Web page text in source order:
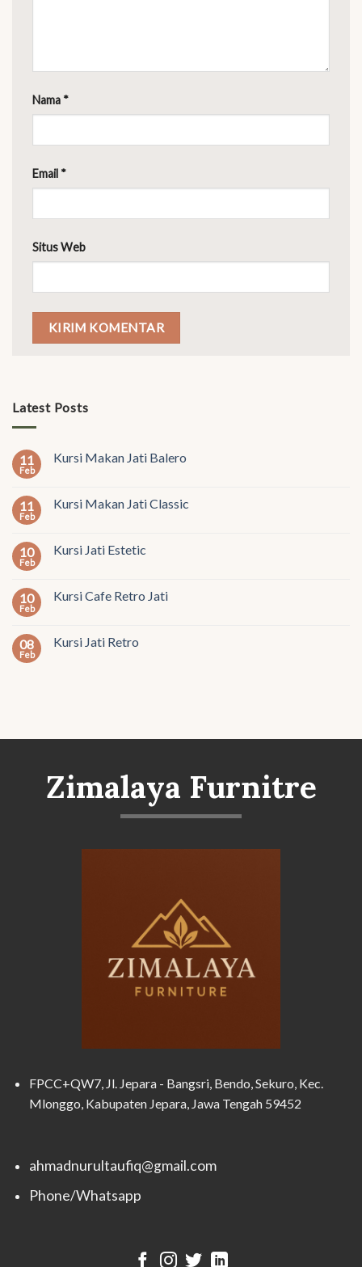
Nama *
Email *
Situs Web
Latest Posts
11
Feb
Kursi Makan Jati Balero
11
Feb
Kursi Makan Jati Classic
10
Feb
Kursi Jati Estetic
10
Feb
Kursi Cafe Retro Jati
08
Feb
Kursi Jati Retro
Zimalaya Furnitre
FPCC+QW7, Jl. Jepara - Bangsri, Bendo, Sekuro, Kec.
Mlonggo, Kabupaten Jepara, Jawa Tengah 59452
ahmadnurultaufiq@gmail.com
Phone/Whatsapp